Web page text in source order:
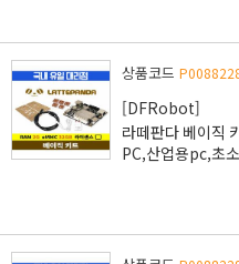
상품코드
[DFRobot]
라떼판다 베이직
PC,산업용pc,초